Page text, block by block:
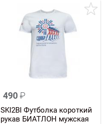
490₽
SKI2BI Футболка короткий
рукав БИАТЛОН мужская